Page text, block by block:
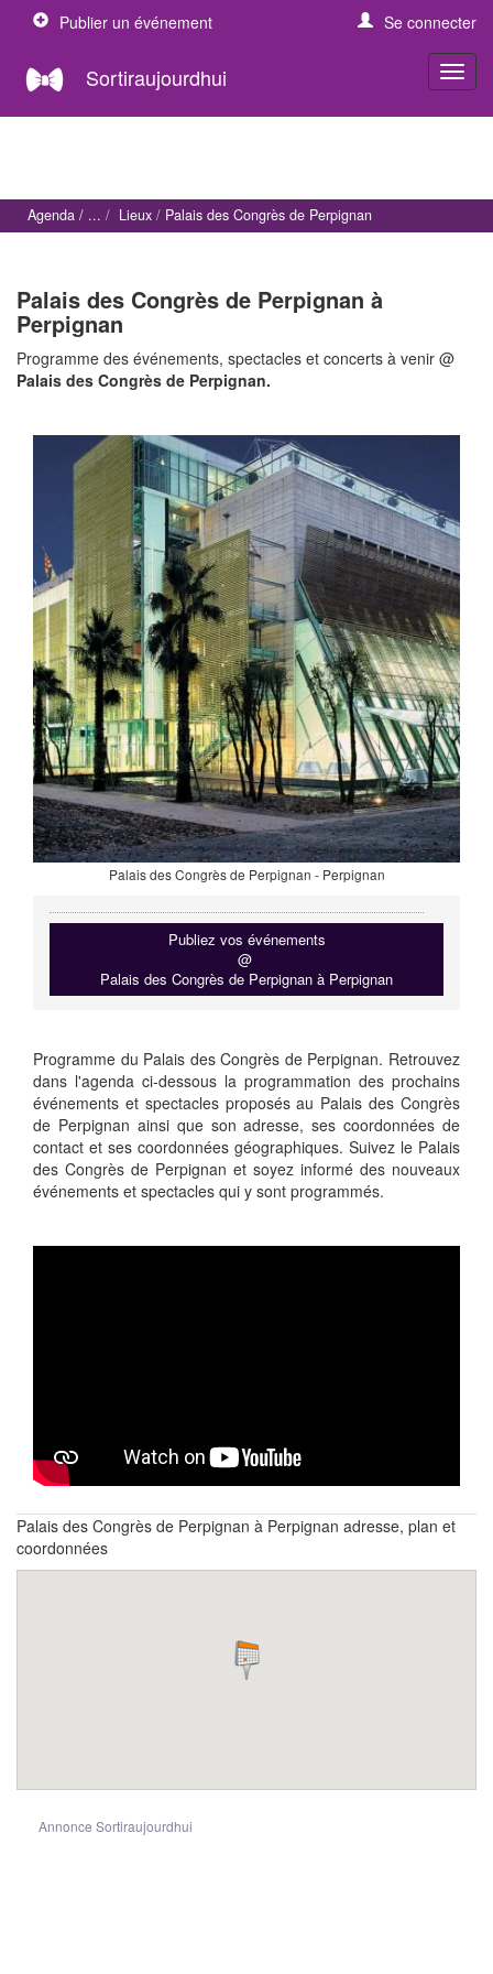
Publier un événement Se connecter
Sortiraujourdhui
Agenda Lieux Palais des Congrès de Perpignan
Palais des Congrès de Perpignan à
Perpignan
Programme des événements, spectacles et concerts à venir @
Palais des Congrès de Perpignan.
Palais des Congrès de Perpignan - Perpignan
Publiez vos événements
@
Palais des Congrès de Perpignan à Perpignan
Programme du Palais des Congrès de Perpignan. Retrouvez
dans l'agenda ci-dessous la programmation des prochains
événements et spectacles proposés au Palais des Congrès
de Perpignan ainsi que son adresse, ses coordonnées de
contact et ses coordonnées géographiques. Suivez le Palais
des Congrès de Perpignan et soyez informé des nouveaux
événements et spectacles qui y sont programmés.
Palais des Congrès de Perpignan à Perpignan adresse, plan et
coordonnées
Annonce Sortiraujourdhui